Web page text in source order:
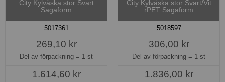
City Kylväska stor Svart
Sagaform
5017361
269,10 kr
Del av förpackning = 1 st
1.614,60 kr
City Kylväska stor Svart/Vit
rPET Sagaform
5018597
306,00 kr
Del av förpackning = 1 st
1.836,00 kr